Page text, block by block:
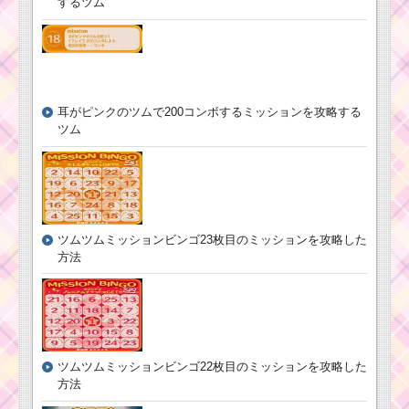
耳がピンクのツムで200コンボするミッションを攻略する
ツム
ツムツムミッションビンゴ23枚目のミッションを攻略した
方法
ツムツムミッションビンゴ22枚目のミッションを攻略した
方法